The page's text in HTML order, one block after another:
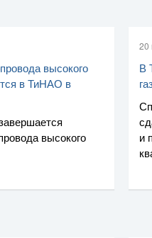
высокого
в ТиНАО в
высокого
20
В
и